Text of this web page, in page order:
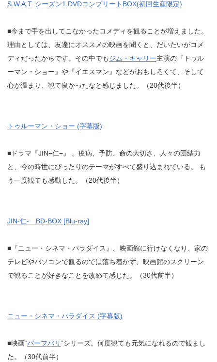
S.W.A.T. シーズン1 DVDコンプリートBOX(初回生産限定)
■今まで手を出してこなかったコメディを観ることが増えました。
理由としては、友達にオススメの映画を聞くと、だいたいがコメ
ディだったからです。その中でもジム・キャリー主演の『トゥル
ーマン・ショー』や『イエスマン』などがおもしろくて、そして
心が温まり、観て良かったなと感じました。（20代後半）
トゥルーマン・ショー (字幕版)
■ドラマ『JIN−仁−』 。疫病、予防、命の大切さ、人々の団結力
と、今の時世にぴったりのテーマがすべて盛り込まれている。 も
う一度観ても感動した。（20代後半）
JIN-仁- BD-BOX [Blu-ray]
■『ニュー・シネマ・パラダイス』。映画館に行けなくなり、家の
テレビやパソコンで観るのでは落ち着かず、映画館のスクリーン
で観ることが好きなことを改めて感じた。（30代前半）
ニュー・シネマ・パラダイス (字幕版)
■映画“バーフバリ”シリーズ。何度観ても元気になれるので観まし
た。（30代前半）